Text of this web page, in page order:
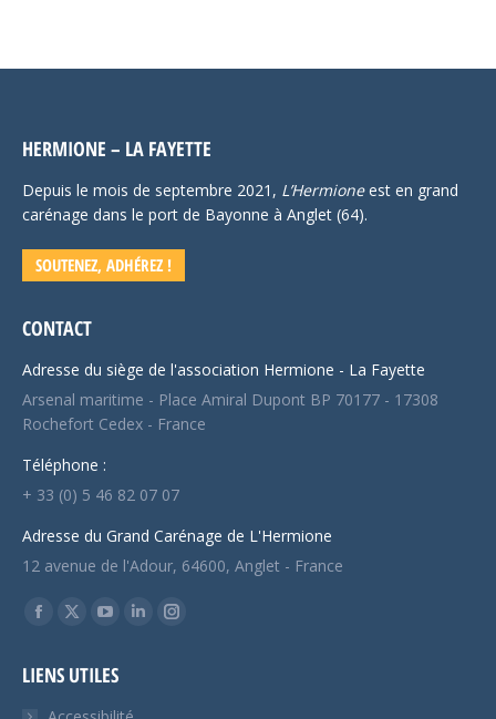
HERMIONE – LA FAYETTE
Depuis le mois de septembre 2021, L’Hermioneest en grand
carénage dans le port de Bayonne à Anglet (64).
SOUTENEZ, ADHÉREZ !
CONTACT
Adresse du siège de l'association Hermione - La Fayette
Arsenal maritime - Place Amiral Dupont BP 70177 - 17308
Rochefort Cedex - France
Téléphone :
+ 33 (0) 5 46 82 07 07
Adresse du Grand Carénage de L'Hermione
12 avenue de l'Adour, 64600, Anglet - France
Trouvez nous sur :
Facebook
opens
in
X
opens
in
YouTube
opens
in
LinkedInInstagram
LIENS UTILES